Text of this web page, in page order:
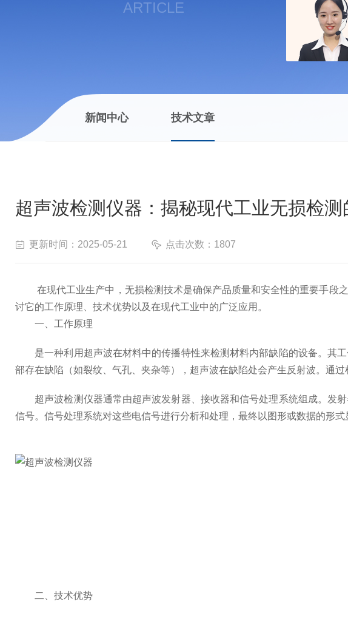
ARTICLE
新闻中心 技术文章
超声波检测仪器：揭秘现代工业无损检测
更新时间：2025-05-21 点击次数：1807
在现代工业生产中，无损检测技术是确保产品质量和安全性的重要手段之
讨它的工作原理、技术优势以及在现代工业中的广泛应用。
一、工作原理
是一种利用超声波在材料中的传播特性来检测材料内部缺陷的设备。其工
部存在缺陷（如裂纹、气孔、夹杂等），超声波在缺陷处会产生反射波。通
超声波检测仪器通常由超声波发射器、接收器和信号处理系统组成。发射
信号。信号处理系统对这些电信号进行分析和处理，最终以图形或数据的形式
二、技术优势